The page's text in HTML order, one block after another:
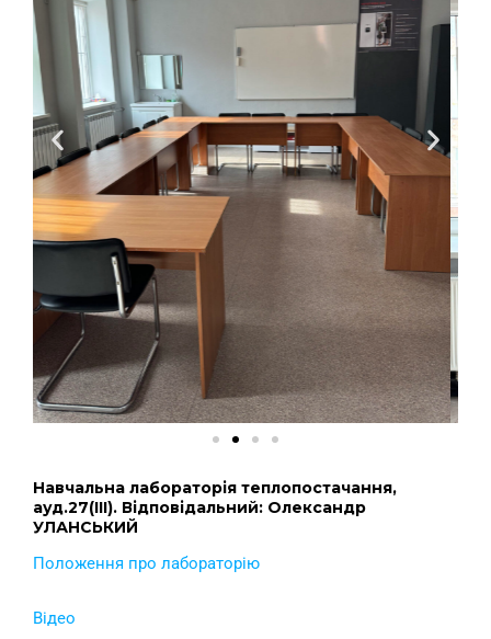
Навчальна лабораторія теплопостачання,
ауд.27(ІІІ). Відповідальний: Олександр
УЛАНСЬКИЙ
Положення про лабораторію
Відео